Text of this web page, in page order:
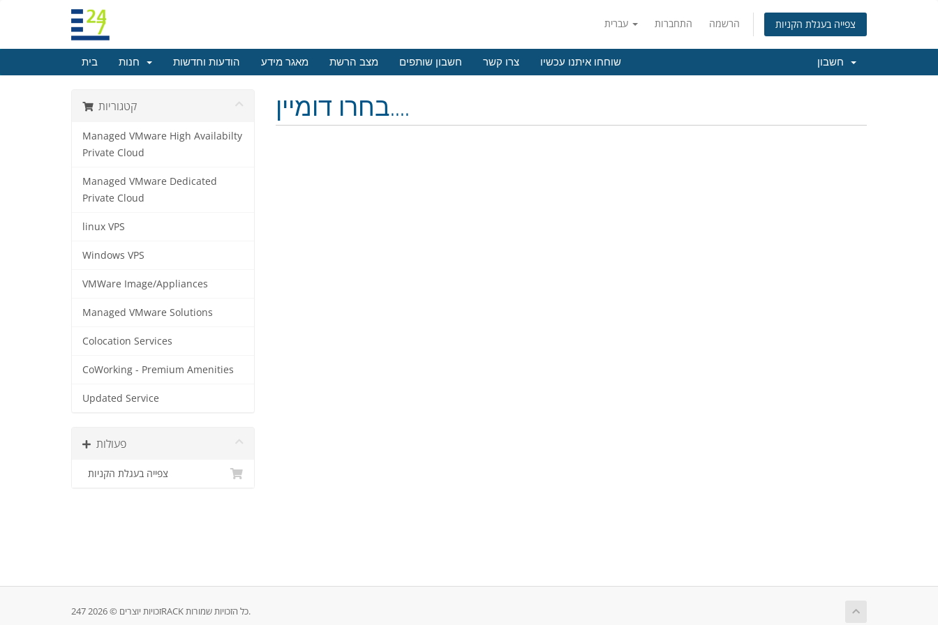
התחברות הרשמה צפייה בעגלת הקניות
בית הודעות וחדשות מאגר מידע מצב הרשת חשבון שותפים צרו קשר שוחחו איתנו עכשיו
קטגוריות
Managed VMware High Availabilty
Private Cloud
Managed VMware Dedicated
Private Cloud
linux VPS
Windows VPS
VMWare Image/Appliances
Managed VMware Solutions
Colocation Services
CoWorking - Premium Amenities
Updated Service
פעולות
צפייה בעגלת הקניות
בחרו דומיין....
זכויות יוצרים © 2026 247RACK כל הזכויות שמורות.